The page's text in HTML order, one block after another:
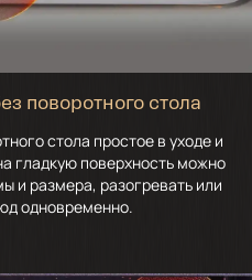
поворотного стола
стола простое в уходе и
гладкую поверхность можно
и размера, разогревать или
одновременно.